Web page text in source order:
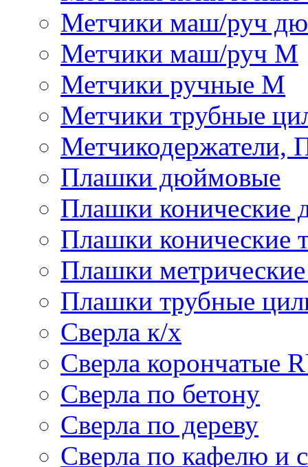
Метчики маш/руч
Метчики маш/руч М
Метчики ручные М
Метчики трубные
Метчикодержатели,
Плашки дюймовые
Плашки
Плашки конические
Плашки
Плашки трубные
Сверла к/х
Сверла корончатые
Сверла по бетону
Сверла по дереву
Сверла по кафелю и